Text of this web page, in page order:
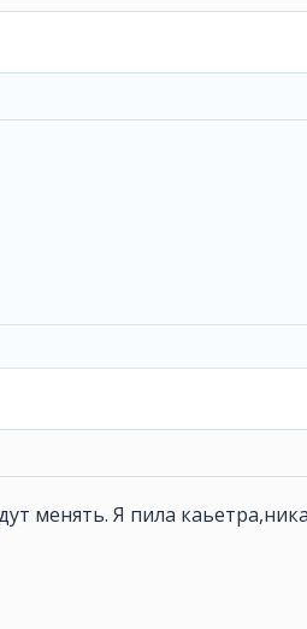
менять. Я пила